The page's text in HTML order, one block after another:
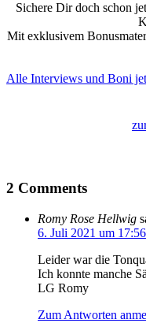
Sichere Dir doch schon
Mit exklusivem
Alle Interviews und Boni
2 Comments
Romy Rose Hellwig
6. Juli 2021 um
Leider war die
Ich konnte manche
LG Romy
Zum Antworten